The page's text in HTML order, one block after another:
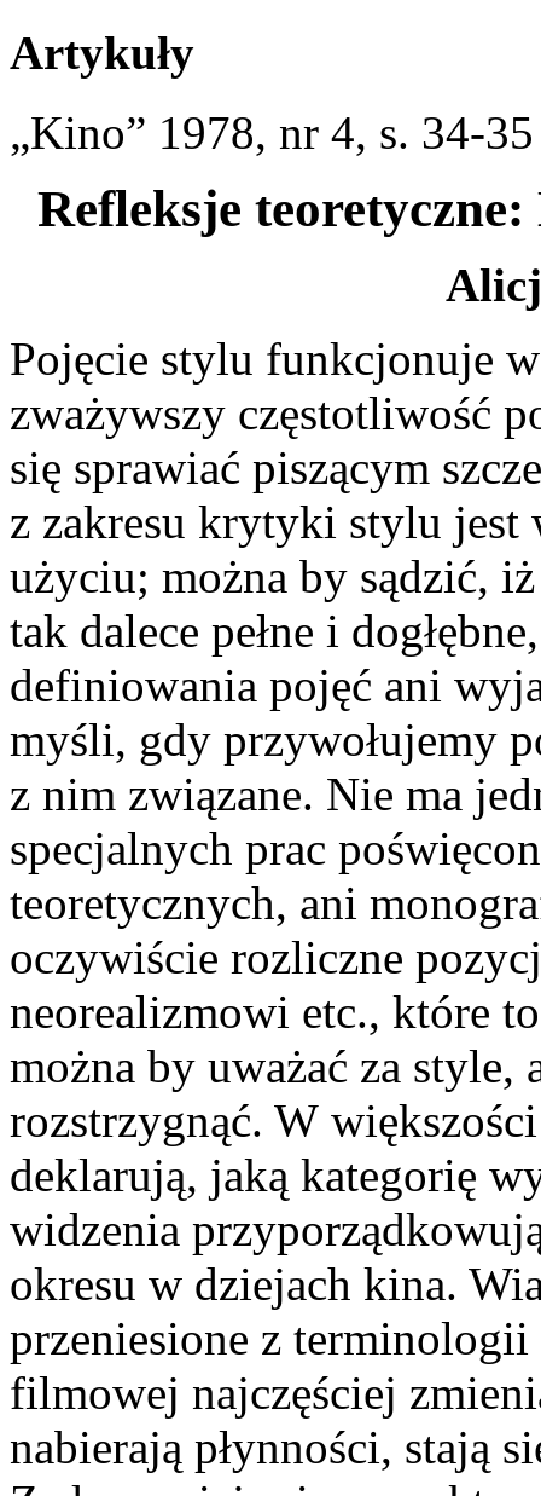
Artykuły
„Kino” 1978, nr 4, s. 34-35
Refleksje teoretyczne:
Pojęcie stylu funkcjonuje
zważywszy częstotliwość
się sprawiać piszącym
z zakresu krytyki stylu jest
użyciu; można by sądzić,
tak dalece pełne i
definiowania pojęć ani
myśli, gdy przywołujemy
z nim związane. Nie ma
specjalnych prac
teoretycznych, ani
oczywiście rozliczne
neorealizmowi etc., które
można by uważać za style,
rozstrzygnąć. W
deklarują, jaką kategorię
widzenia
okresu w dziejach kina.
przeniesione z
filmowej najczęściej
nabierają płynności, stają